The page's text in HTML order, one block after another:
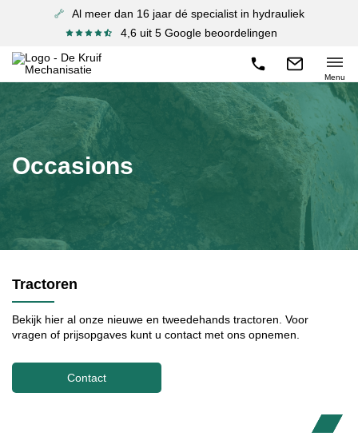
Al meer dan 16 jaar dé specialist in hydrauliek
4,6 uit 5 Google beoordelingen
Menu
Occasions
Tractoren
Bekijk hier al onze nieuwe en tweedehands tractoren. Voor
vragen of prijsopgaves kunt u contact met ons opnemen.
Contact